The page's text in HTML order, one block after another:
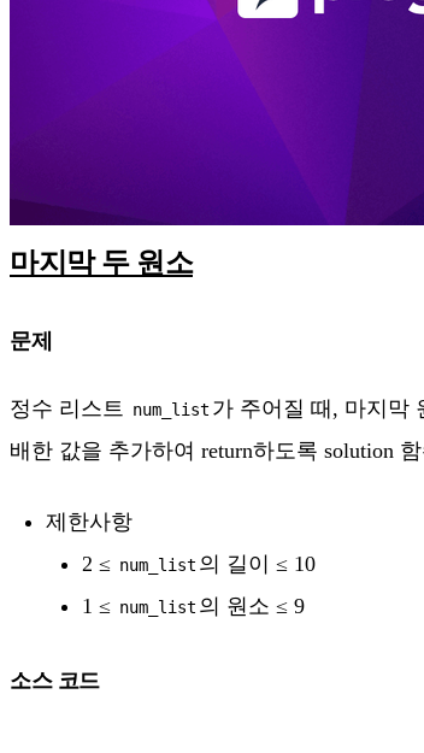
마지막 두 원소
문제
정수 리스트 num_list 가 주어질 때, 마지막
배한 값을 추가하여 return하도록 solution
제한사항
2 ≤ num_list 의 길이 ≤ 10
1 ≤ num_list 의 원소 ≤ 9
소스 코드